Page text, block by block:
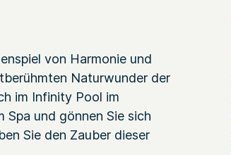
von Harmonie und
Naturwunder der
im Infinity Pool im
Spa und gönnen Sie sich
Sie den Zauber dieser